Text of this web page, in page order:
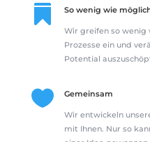
 So wenig wie
Wir greifen so wenig
Prozesse ein und
Potential
 Gemeinsam
Wir entwickeln
mit Ihnen. Nur so